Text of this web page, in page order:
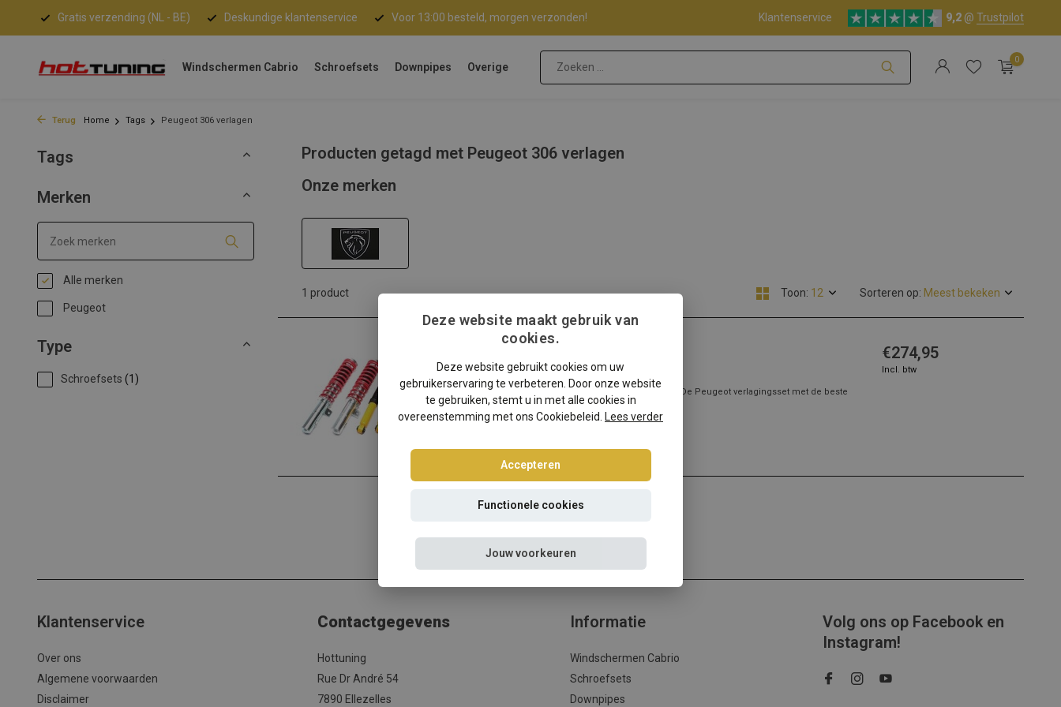
Gratis verzending (NL - BE) Deskundige klantenservice Voor 13:00 besteld, morgen verzonden! Klantenservice 9,2 @ Trustpilot
Windschermen Cabrio Schroefsets Downpipes Overige
0
Terug Home Tags Peugeot 306 verlagen
Tags
Merken
Alle merken
Peugeot
Type
Schroefsets (1)
Producten getagd met Peugeot 306 verlagen
Onze merken
1 product Toon: Sorteren op:
Peugeot 306 schroefset
Peugeot 306? Kies dan voor deze Ta-Technix schroefset! De Peugeot verlagingsset met de beste
prijs/kwaliteit verhouding!...
Lees meer
€274,95
Incl. btw
Klantenservice
Over ons
Algemene voorwaarden
Disclaimer
Contactgegevens
Hottuning
Rue Dr André 54
7890 Ellezelles
Informatie
Windschermen Cabrio
Schroefsets
Downpipes
Volg ons op Facebook en
Instagram!
Deze website maakt gebruik van
cookies.
Deze website gebruikt cookies om uw
gebruikerservaring te verbeteren. Door onze website
te gebruiken, stemt u in met alle cookies in
overeenstemming met ons Cookiebeleid. Lees verder
Accepteren
Functionele cookies
Jouw voorkeuren